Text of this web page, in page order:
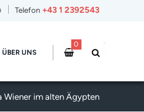
Telefon +43 1 2392543
ÜBER UNS
0
Wiener im alten Ägypten